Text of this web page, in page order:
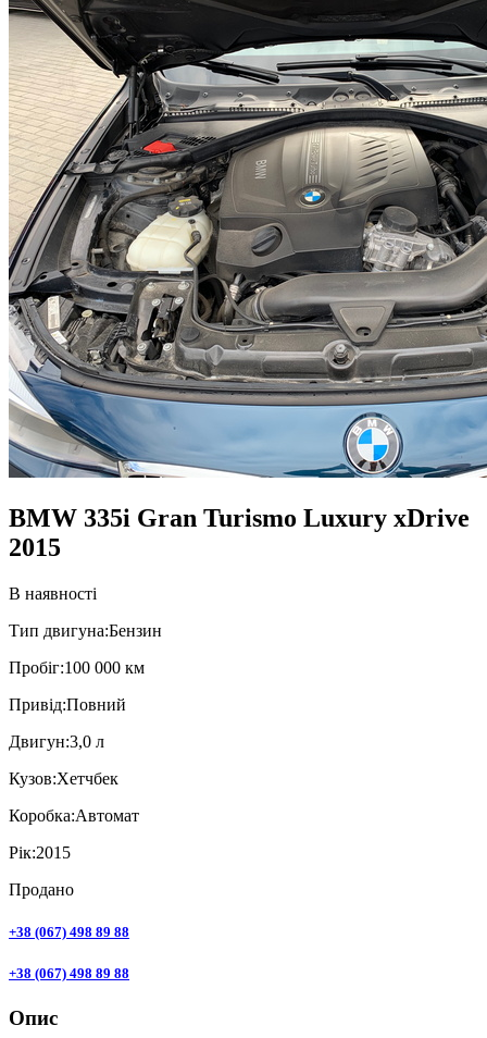
BMW 335i Gran Turismo Luxury xDrive
2015
В наявності
Тип двигуна:Бензин
Пробiг:100 000 км
Привiд:Повний
Двигун:3,0 л
Кузов:Хетчбек
Коробка:Автомат
Рік:2015
Продано
+38 (067) 498 89 88
+38 (067) 498 89 88
Опис